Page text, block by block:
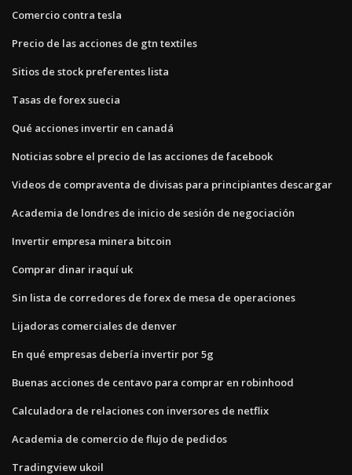
Comercio contra tesla
Precio de las acciones de gtn textiles
Sitios de stock preferentes lista
Tasas de forex suecia
Qué acciones invertir en canadá
Noticias sobre el precio de las acciones de facebook
Videos de compraventa de divisas para principiantes descargar
Academia de londres de inicio de sesión de negociación
Invertir empresa minera bitcoin
Comprar dinar iraquí uk
Sin lista de corredores de forex de mesa de operaciones
Lijadoras comerciales de denver
En qué empresas debería invertir por 5g
Buenas acciones de centavo para comprar en robinhood
Calculadora de relaciones con inversores de netflix
Academia de comercio de flujo de pedidos
Tradingview ukoil